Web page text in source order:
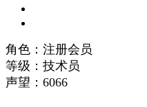
角色：注册会员
等级：技术员
声望： 6066